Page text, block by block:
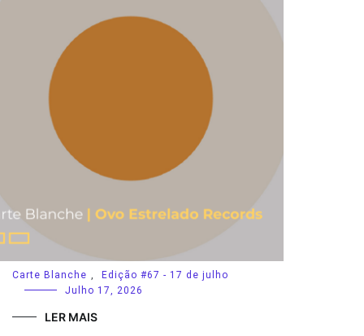
Carte Blanche ,
Edição #67 - 17 de julho
Julho 17, 2026
LER MAIS